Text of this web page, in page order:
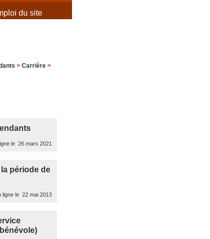
du site
> Carrière>
le 26 mars 2021
période de
ligne le 22 mai 2013